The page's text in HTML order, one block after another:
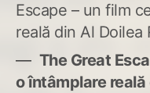
Escape – un film
reală din Al Doilea
The Great
o întâmplare reală